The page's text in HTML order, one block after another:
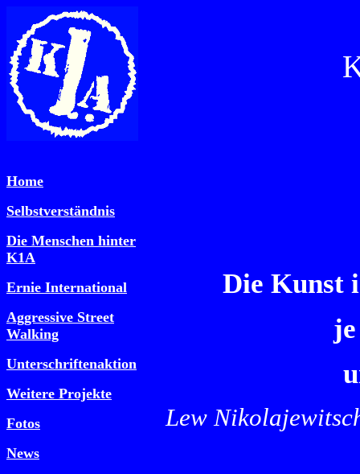
Home
Selbstverständnis
Die Menschen hinter
K1A
Ernie International
Aggressive Street
Walking
Unterschriftenaktion
Weitere Projekte
Fotos
News
Die Kunst
Lew